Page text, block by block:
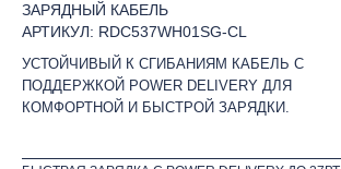
ЗАРЯДНЫЙ КАБЕЛЬ
УСТОЙЧИВЫЙ К СГИБАНИЯМ КАБЕЛЬ С
ПОДДЕРЖКОЙ POWER DELIVERY ДЛЯ
КОМФОРТНОЙ И БЫСТРОЙ ЗАРЯДКИ.
АРТИКУЛ: RDC537WH01SG-CL